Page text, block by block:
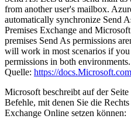
from another user's mailbox.
automatically synchronize Send
Premises Exchange and
premises Send As permissions
will work in most scenarios if
permissions in both environments.
Quelle: https://
Microsoft beschreibt auf der
Befehle, mit denen Sie die
Exchange Online setzen können: